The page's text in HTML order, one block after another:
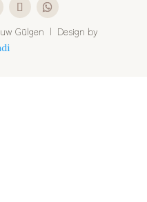
Gülgen | Design by